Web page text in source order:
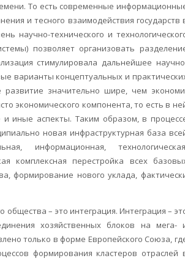
То есть современные
и тесного взаимодействия государств
научно-технического и
позволяет организовать
стимулировала дальнейшее
варианты концептуальных и
развитие значительно шире, чем
экономического компо­нента, то есть в
и иные аспекты. Таким образом, в
новая инфраструктурная база
информационная,
комплексная перестройка всех
формирование нового уклада,
– это ин­теграция. Интеграция –
хозяйственных блоков на мега-
только в форме Европейского Союза,
формирования кластеров отраслей